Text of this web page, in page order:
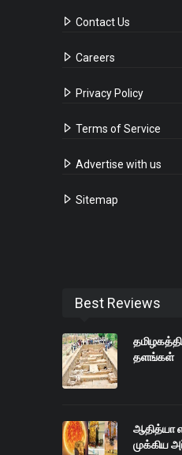
Contact Us
Careers
Privacy Policy
Terms of Service
Advertise with us
Sitemap
Best Reviews
தளங்கள்
ஆதித்யா
முக்கிய